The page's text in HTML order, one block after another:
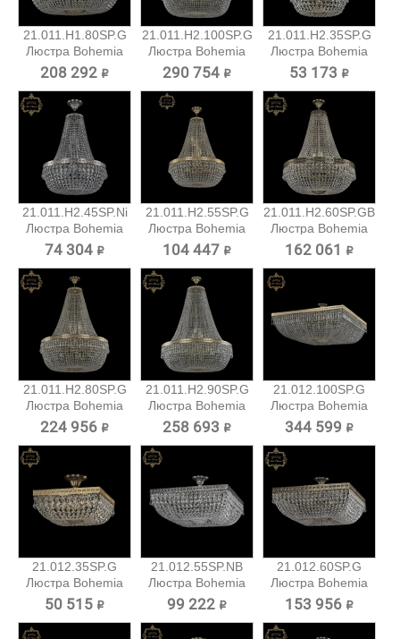
21.011.H1.80SP.G
Люстра Bohemia
Art...
208 292 ₽
21.011.H2.100SP.G
Люстра Bohemia
Art...
290 754 ₽
21.011.H2.35SP.G
Люстра Bohemia
Art...
53 173 ₽
21.011.H2.45SP.Ni
Люстра Bohemia
Art...
74 304 ₽
21.011.H2.55SP.G
Люстра Bohemia
Art...
104 447 ₽
21.011.H2.60SP.GB
Люстра Bohemia
Art...
162 061 ₽
21.011.H2.80SP.G
Люстра Bohemia
Art...
224 956 ₽
21.011.H2.90SP.G
Люстра Bohemia
Art...
258 693 ₽
21.012.100SP.G
Люстра Bohemia
Art...
344 599 ₽
21.012.35SP.G
Люстра Bohemia
Art Classic
50 515 ₽
21.012.55SP.NB
Люстра Bohemia
Art...
99 222 ₽
21.012.60SP.G
Люстра Bohemia
Art Classic
153 956 ₽